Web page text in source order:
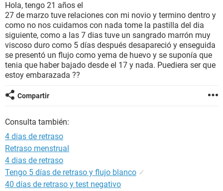
BIENESTAR
SEXUALIDAD
GLOSARIO
Hola, tengo 21 años el
27 de marzo tuve relaciones con mi novio y termino dentro y
como no nos cuidamos con nada tome la pastilla del dia
siguiente, como a las 7 dias tuve un sangrado marrón muy
viscoso duro como 5 días después desapareció y enseguida
se presentó un flujo como yema de huevo y se suponía que
tenia que haber bajado desde el 17 y nada. Puediera ser que
estoy embarazada ??
Compartir
Consulta también:
4 dias de retraso
Retraso menstrual
4 dias de retraso
Tengo 5 días de retraso y flujo blanco ✓
40 días de retraso y test negativo